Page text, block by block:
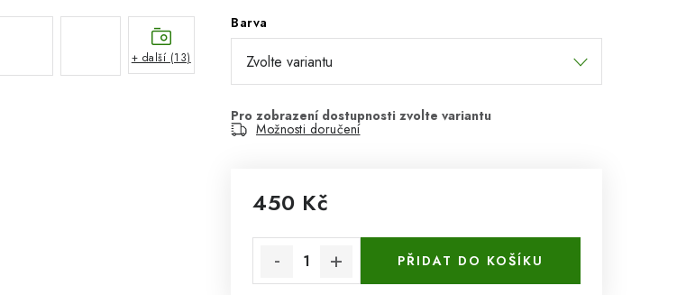
Barva
Možnosti doručení
450 Kč
PŘIDAT DO KOŠÍKU
+ další (13)